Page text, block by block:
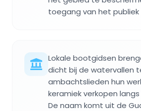
toegang van het
Lokale bootgidsen
dicht bij de watervallen
ambachtslieden hun
keramiek verkopen
De naam komt uit de